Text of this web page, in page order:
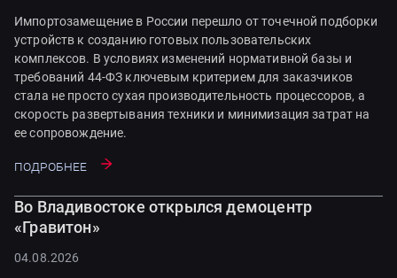
Импортозамещение в России перешло от точечной подборки
устройств к созданию готовых пользовательских
комплексов. В условиях изменений нормативной базы и
требований 44-ФЗ ключевым критерием для заказчиков
стала не просто сухая производительность процессоров, а
скорость развертывания техники и минимизация затрат на
ее сопровождение.
Подробнее
Во Владивостоке открылся демоцентр
«Гравитон»
04.08.2026